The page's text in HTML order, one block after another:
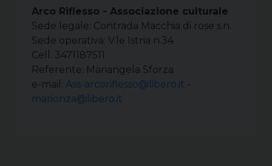
Arco Riflesso - Associazione culturale
Sede legale: Contrada Macchia di rose s.n.
Sede operativa: V.le Istria n.34
Cell. 3471187511
Referente: Mariangela Sforza
e-mail: Ass-arcoriflesso@libero.it -
marionza@libero.it